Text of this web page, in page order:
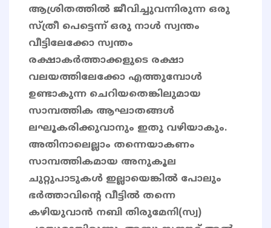
ആശ്രിതത്തിൽ ജീവിച്ചുവന്നിരുന്ന ഒരു
സ്ത്രീ പെട്ടെന്ന് ഒരു നാൾ സ്വന്തം
വീട്ടിലേക്കോ സ്വന്തം
രക്ഷാകർത്താക്കളുടെ രക്ഷാ
വലയത്തിലേക്കോ എത്തുമ്പോൾ
ഉണ്ടാകുന്ന ചെറിയതെങ്കിലുമായ
സാമ്പത്തിക ആഘാതങ്ങൾ
ലഘൂകരിക്കുവാനും ഇതു വഴിയാകും.
അതിനാലെല്ലാം തന്നെയാകണം
സാമ്പത്തികമായ അനുകൂല
ചുറ്റുപാടുകൾ ഇല്ലായെങ്കിൽ പോലും
ഭർത്താവിൻ്റെ വീട്ടിൽ തന്നെ
കഴിയുവാൻ നബി തിരുമേനി(സ്വ)